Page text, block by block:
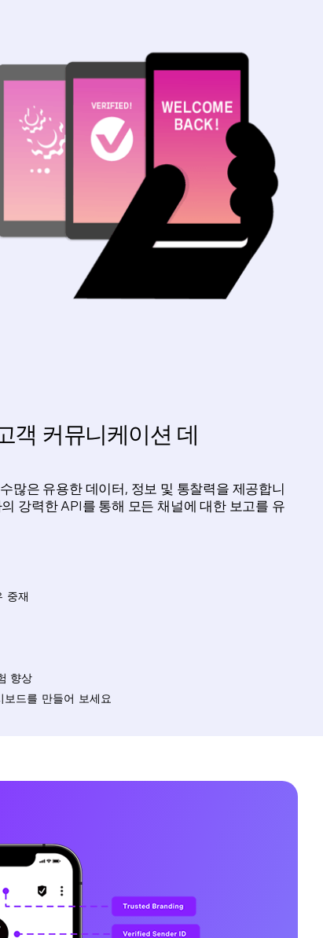
객 커뮤니케이션 데
많은 유용한 데이터, 정보 및 통찰력을 제공합니
강력한 API를 통해 모든 채널에 대한 보고를 유
중재
향상
드를 만들어 보세요